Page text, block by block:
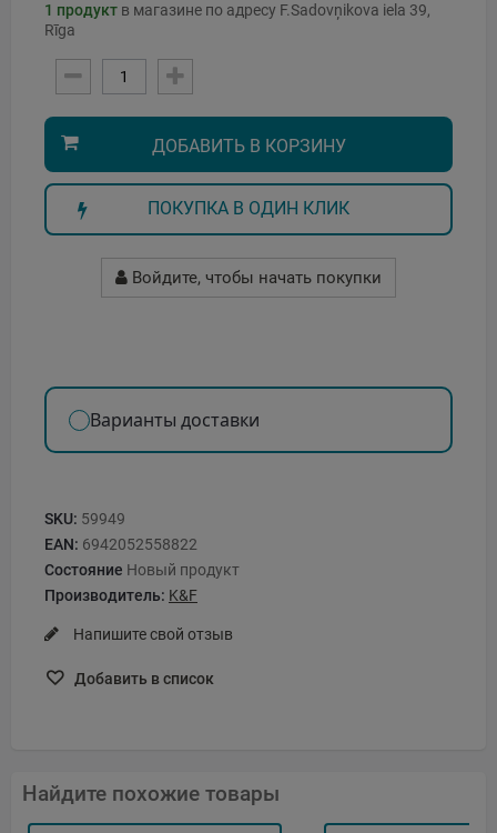
1 продукт в магазине по адресу F.Sadovņikova iela 39,
Rīga
ДОБАВИТЬ В КОРЗИНУ
ПОКУПКА В ОДИН КЛИК
Войдите, чтобы начать покупки
Варианты доставки
SKU: 59949
EAN: 6942052558822
Состояние Новый продукт
Производитель: K&F
Напишите свой отзыв
Добавить в список
Найдите похожие товары